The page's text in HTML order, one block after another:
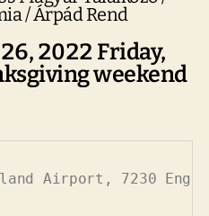
/ Árpád Rend
2022 Friday,
weekend
Airport, 7230